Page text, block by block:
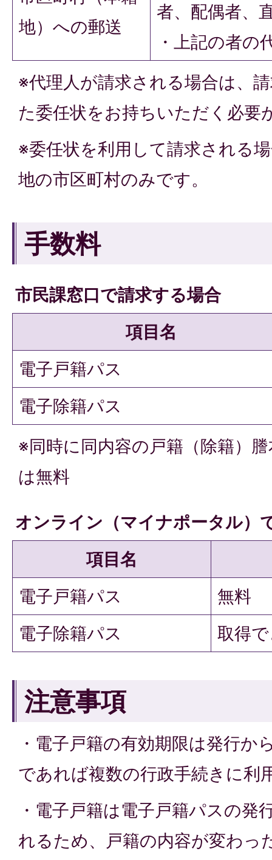
地）への郵送
者、配偶者、
・上記の者の
※代理人が請求される場合は、
た委任状をお持ちいただく必要
※委任状を利用して請求される
地の市区町村のみです。
手数料
市民課窓口で請求する場合
項目名
電子戸籍パス
電子除籍パス
※同時に同内容の戸籍（除籍）
は無料
オンライン（マイナポータル）
項目名
電子戸籍パス
無料
電子除籍パス
取得
注意事項
・電子戸籍の有効期限は発行か
であれば複数の行政手続きに利
・電子戸籍は電子戸籍パスの発
れるため、戸籍の内容が変わっ